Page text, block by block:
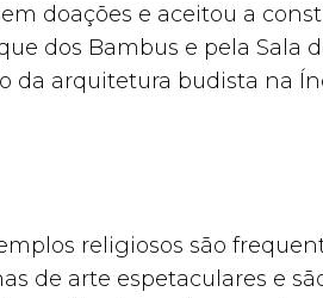
doações e aceitou a
dos Bambus e pela Sala
da arquitetura budista na
religiosos são
de arte espetaculares e